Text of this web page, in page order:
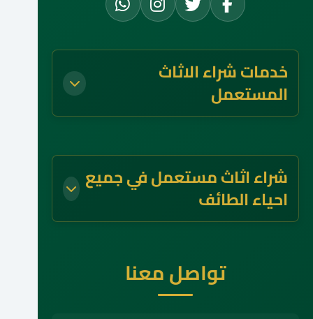
خدمات شراء الاثاث
المستعمل
شراء اثاث مستعمل في جميع
احياء الطائف
تواصل معنا